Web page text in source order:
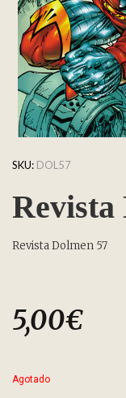
SKU: DOL57
Revista
Revista Dolmen 57
5,00€
Agotado